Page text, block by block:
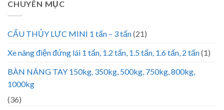
CHUYÊN MỤC
CẨU THỦY LỰC MINI 1 tấn – 3 tấn(21)
Xe nâng điện đứng lái 1 tấn, 1.2 tấn, 1.5 tấn, 1.6 tấn, 2 tấn(1)
BÀN NÂNG TAY 150kg, 350kg, 500kg, 750kg, 800kg,
1000kg
(36)